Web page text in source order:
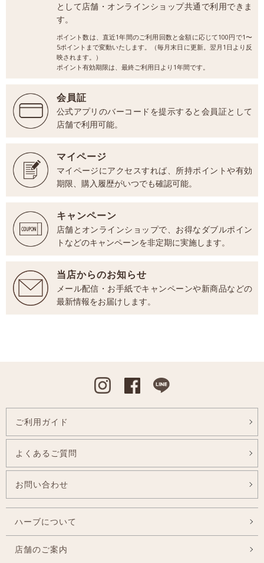
として店舗・オンラインショップ共通で利用できま
す。
ポイント数は、直近1年間のご利用回数と金額に応じて100円で1〜
5ポイントまで変動いたします。（毎月末日に更新。翌月1日より反
映されます。）
ポイント有効期限は、最終ご利用日より1年間です。
会員証
公式アプリのバーコードを提示すると会員証として
店舗で利用可能。
マイページ
マイページにアクセスすれば、所持ポイントや有効
期限、購入履歴がいつでも確認可能。
キャンペーン
店舗とオンラインショップで、お得なダブルポイン
トなどのキャンペーンを非定期に実施します。
当店からのお知らせ
メール配信・お手紙でキャンペーンや新商品などの
最新情報をお届けします。
Instagram
ご利用ガイド
よくあるご質問
お問い合わせ
ハーブについて
店舗のご案内